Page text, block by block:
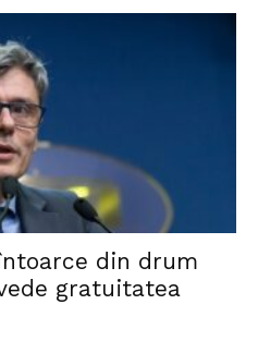
din drum
gratuitatea